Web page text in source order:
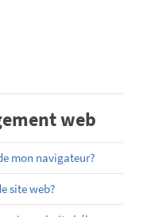
web
mon navigateur?
site web?